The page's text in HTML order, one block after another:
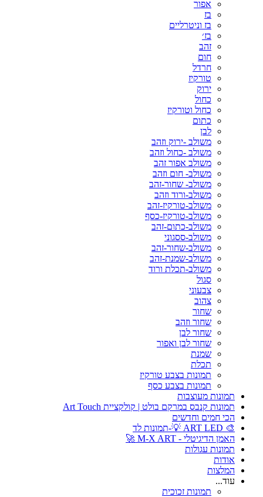
אפור
בז
בז וניטרליים
בז׳
זהב
חום
חרדל
טורקיז
ירוק
כחול
כחול וטורקיז
כתום
לבן
משולב -ירוק וזהב
משולב -כחול וזהב
משולב אפור זהב
משולב- חום וזהב
משולב- שחור-זהב
משולב-ורוד וזהב
משולב-טורקיז-זהב
משולב-טורקיז-כסף
משולב-כתום-זהב
משולב-ססגוני
משולב-שחור-זהב
משולב-שמנת-זהב
משולב-תכלת ורוד
סגול
צבעוני
צהוב
שחור
שחור וזהב
שחור לבן
שחור לבן ואפור
שמנת
תכלת
תמונות בצבע טורקיז
תמונות בצבע כסף
תמונות מעוצבות
תמונות קנבס במרקם בולט | קולקציית Art Touch
הכי חמים וחדשים
🎨 ART LED 💡-תמונות לד
האמן הדיגיטלי - M-X ART 🚀
תמונות עגולות
אודות
המלצות
עוד...
תמונות זכוכית